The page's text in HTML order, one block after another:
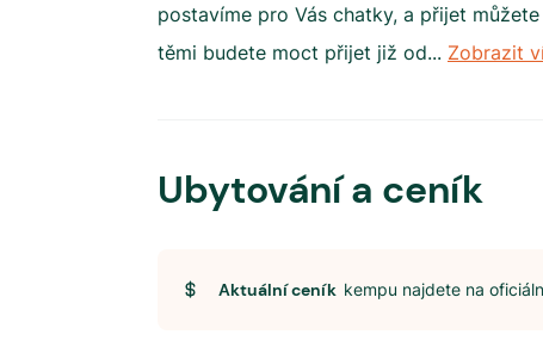
postavíme pro Vás chatky, a přijet
těmi budete moct přijet již od... Zobrazit
Ubytování a ceník
Aktuální ceník kempu najdete na